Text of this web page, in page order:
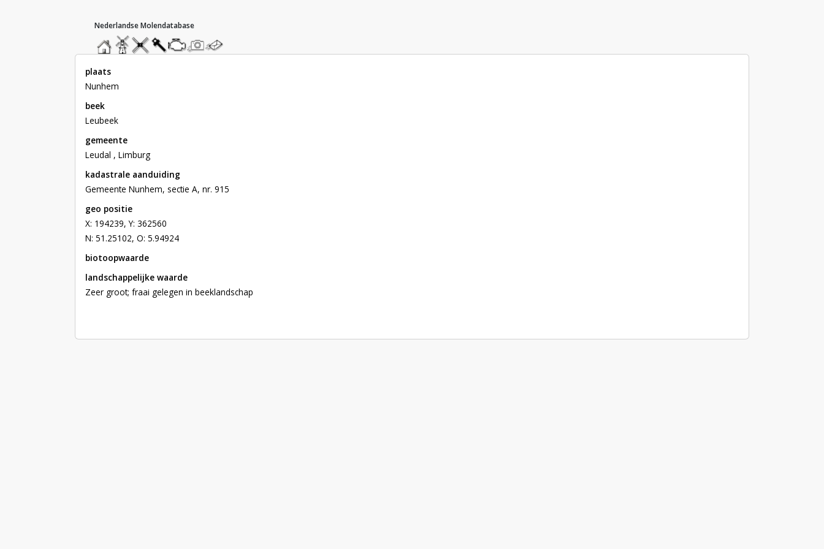
hoofdmenu
homemolendatabase
roedendatabase
assendatabase
motorendatabase
stuur
een
stuur
een
plaats
Nunhem
beek
Leubeek
gemeente
Leudal , Limburg
kadastrale aanduiding
Gemeente Nunhem, sectie A, nr. 915
geo positie
X: 194239, Y: 362560
N: 51.25102, O: 5.94924
biotoopwaarde
landschappelijke waarde
Zeer groot; fraai gelegen in beeklandschap